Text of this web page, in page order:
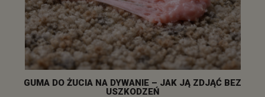
GUMA DO ŻUCIA NA DYWANIE – JAK JĄ ZDJĄĆ BEZ
USZKODZEŃ